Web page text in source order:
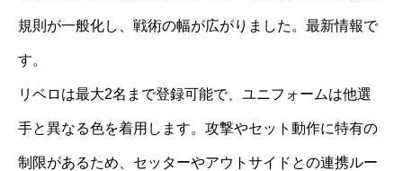
規則が一般化し、戦術の幅が広がりました。最新情報で
す。
リベロは最大2名まで登録可能で、ユニフォームは他選
手と異なる色を着用します。攻撃やセット動作に特有の
制限があるため、セッターやアウトサイドとの連携ルー